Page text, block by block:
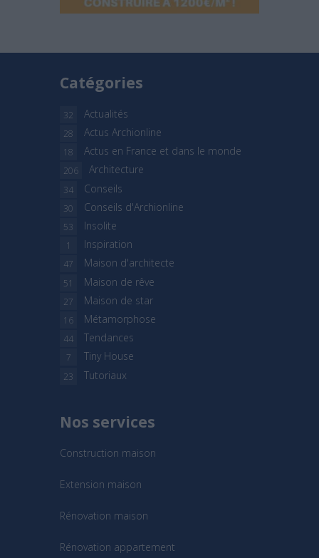
Catégories
Actualités
32
Actus Archionline
28
Actus en France et dans le monde
18
Architecture
206
Conseils
34
Conseils d'Archionline
30
Insolite
53
Inspiration
1
Maison d'architecte
47
Maison de rêve
51
Maison de star
27
Métamorphose
16
Tendances
44
Tiny House
7
Tutoriaux
23
Nos services
Construction maison
Extension maison
Rénovation maison
Rénovation appartement